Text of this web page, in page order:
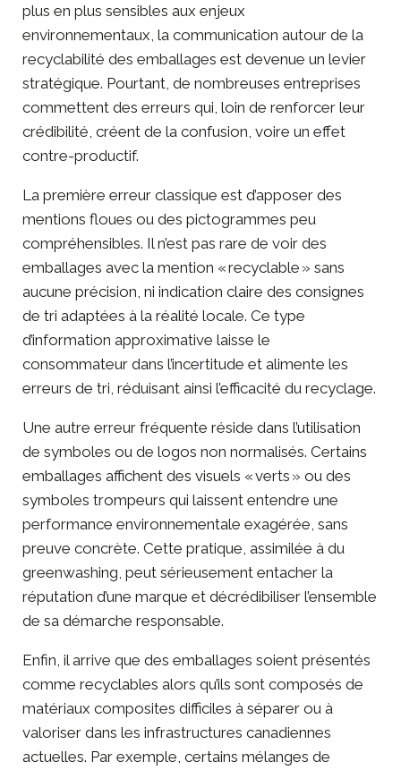
plus en plus sensibles aux enjeux
environnementaux, la communication autour de la
recyclabilité des emballages est devenue un levier
stratégique. Pourtant, de nombreuses entreprises
commettent des erreurs qui, loin de renforcer leur
crédibilité, créent de la confusion, voire un effet
contre-productif.
La première erreur classique est d’apposer des
mentions floues ou des pictogrammes peu
compréhensibles. Il n’est pas rare de voir des
emballages avec la mention « recyclable » sans
aucune précision, ni indication claire des consignes
de tri adaptées à la réalité locale. Ce type
d’information approximative laisse le
consommateur dans l’incertitude et alimente les
erreurs de tri, réduisant ainsi l’efficacité du recyclage.
Une autre erreur fréquente réside dans l’utilisation
de symboles ou de logos non normalisés. Certains
emballages affichent des visuels « verts » ou des
symboles trompeurs qui laissent entendre une
performance environnementale exagérée, sans
preuve concrète. Cette pratique, assimilée à du
greenwashing, peut sérieusement entacher la
réputation d’une marque et décrédibiliser l’ensemble
de sa démarche responsable.
Enfin, il arrive que des emballages soient présentés
comme recyclables alors qu’ils sont composés de
matériaux composites difficiles à séparer ou à
valoriser dans les infrastructures canadiennes
actuelles. Par exemple, certains mélanges de